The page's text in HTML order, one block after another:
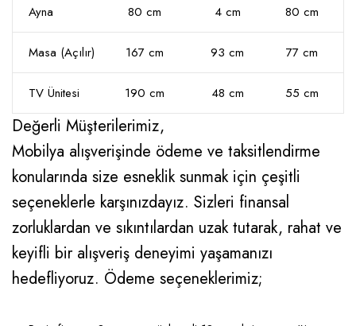
Ayna 80 cm 4 cm 80 cm
Masa (Açılır) 167 cm 93 cm 77 cm
TV Ünitesi 190 cm 48 cm 55 cm
Değerli Müşterilerimiz,
Mobilya alışverişinde ödeme ve taksitlendirme
konularında size esneklik sunmak için çeşitli
seçeneklerle karşınızdayız. Sizleri finansal
zorluklardan ve sıkıntılardan uzak tutarak, rahat ve
keyifli bir alışveriş deneyimi yaşamanızı
hedefliyoruz. Ödeme seçeneklerimiz;